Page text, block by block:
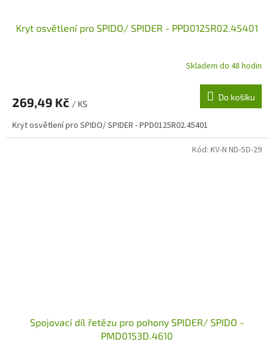
Kryt osvětlení pro SPIDO/ SPIDER - PPD0125R02.45401
Skladem do 48 hodin
269,49 Kč / KS
Do košíku
Kryt osvětlení pro SPIDO/ SPIDER - PPD0125R02.45401
Spojovací díl řetězu pro pohony SPIDER/ SPIDO -
PMD0153D.4610
Kód: KV-N ND-SD-29